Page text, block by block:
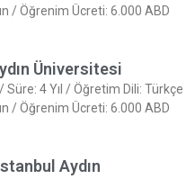
/ Öğrenim Ücreti: 6.000 ABD
Üniversitesi
Süre: 4 Yıl / Öğretim Dili: Türkçe
/ Öğrenim Ücreti: 6.000 ABD
Aydın